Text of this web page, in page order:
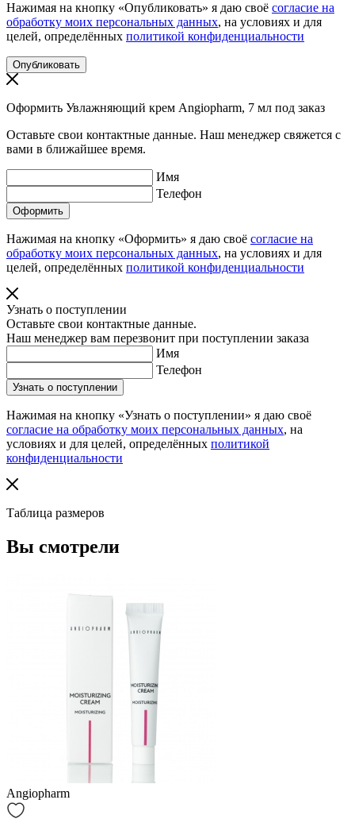
Нажимая на кнопку «Опубликовать» я даю своё согласие на
обработку моих персональных данных, на условиях и для
целей, определённых политикой конфиденциальности
Оформить Увлажняющий крем Angiopharm, 7 мл под заказ
Оставьте свои контактные данные. Наш менеджер свяжется с
вами в ближайшее время.
Имя
Телефон
Нажимая на кнопку «Оформить» я даю своё согласие на
обработку моих персональных данных, на условиях и для
целей, определённых политикой конфиденциальности
Узнать о поступлении
Оставьте свои контактные данные.
Наш менеджер вам перезвонит при поступлении заказа
Имя
Телефон
Нажимая на кнопку «Узнать о поступлении» я даю своё
согласие на обработку моих персональных данных, на
условиях и для целей, определённых политикой
конфиденциальности
Таблица размеров
Вы смотрели
Angiopharm